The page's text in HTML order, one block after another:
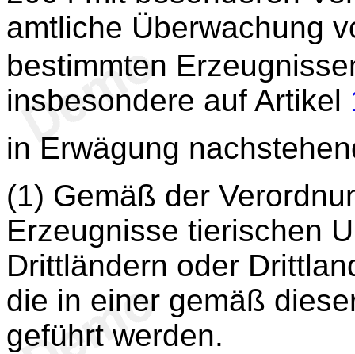
amtliche Überwachung
bestimmten
insbesondere auf Artikel
in Erwägung
(1) Gemäß der
Erzeugnisse tierischen
Drittländern oder
die in einer gemäß
geführt werden.